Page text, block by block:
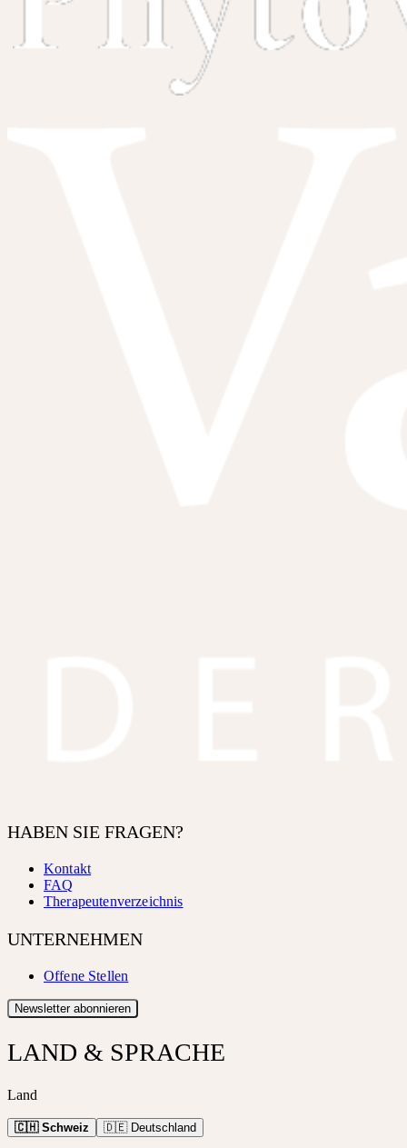
HABEN SIE FRAGEN?
Kontakt
FAQ
Therapeutenverzeichnis
UNTERNEHMEN
Offene Stellen
Newsletter abonnieren
LAND & SPRACHE
Land
🇨🇭 Schweiz 🇩🇪 Deutschland